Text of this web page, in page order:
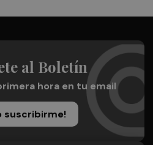
al Boletín
hora en tu email
suscribirme!